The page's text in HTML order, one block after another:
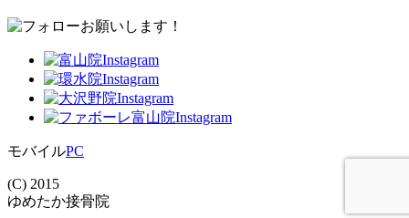
モバイルPC
(C) 2015
ゆめたか接骨院